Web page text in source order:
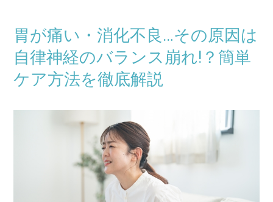
胃が痛い・消化不良…その原因は
自律神経のバランス崩れ!？簡単
ケア方法を徹底解説